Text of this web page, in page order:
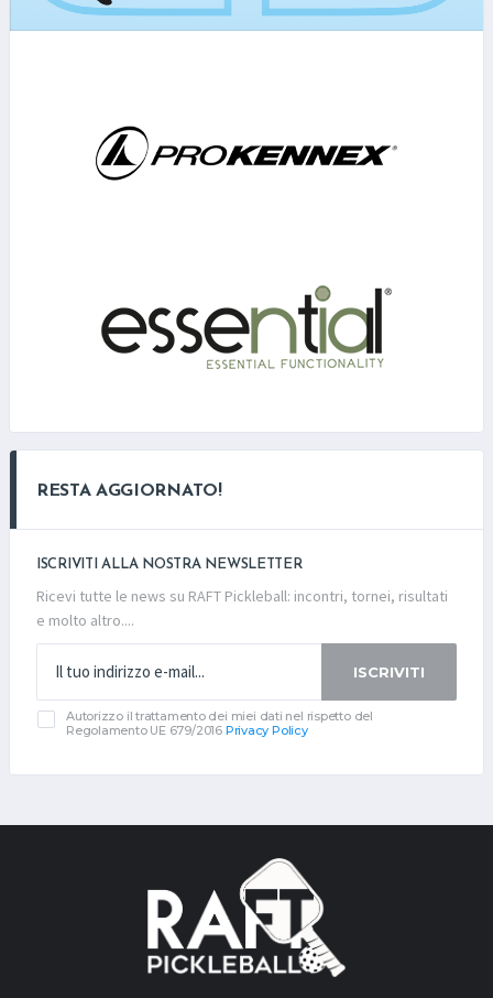
RESTA AGGIORNATO!
ISCRIVITI ALLA NOSTRA NEWSLETTER
Ricevi tutte le news su RAFT Pickleball: incontri, tornei, risultati
e molto altro....
ISCRIVITI
Autorizzo il trattamento dei miei dati nel rispetto del
Regolamento UE 679/2016 Privacy Policy